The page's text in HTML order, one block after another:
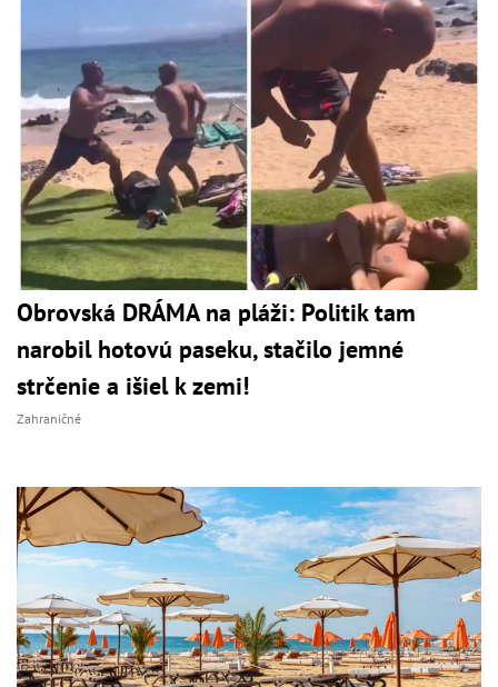
Obrovská DRÁMA na pláži: Politik tam
narobil hotovú paseku, stačilo jemné
strčenie a išiel k zemi!
Zahraničné